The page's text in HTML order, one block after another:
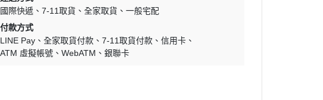
國際快遞
7-11取貨 全家取貨
一般宅配
付款方式
LINE Pay
全家取貨付款 7-11取貨付款
信用卡
ATM 虛擬帳號
WebATM 銀聯卡